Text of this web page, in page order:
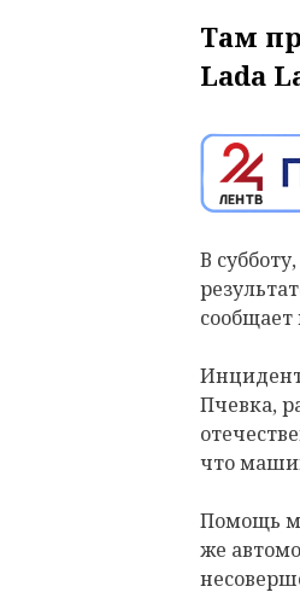
Там
Lada
В
Пчевка,
что
Помощь
же